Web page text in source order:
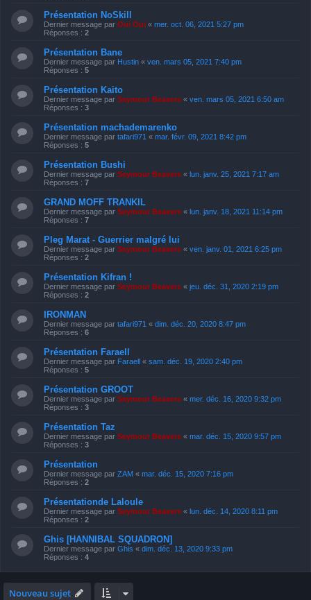
Présentation NoSkill
Dernier message par Oui Oui « mer. oct. 06, 2021 5:27 pm
Réponses : 2
Présentation Bane
Dernier message par Hustin « ven. mars 05, 2021 7:40 pm
Réponses : 5
Présentation Kaito
Dernier message par Seymour Beavers « ven. mars 05, 2021 6:50 am
Réponses : 3
Présentation machademarenko
Dernier message par tafari971 « mar. févr. 09, 2021 8:42 pm
Réponses : 5
Présentation Bushi
Dernier message par Seymour Beavers « lun. janv. 25, 2021 7:17 am
Réponses : 7
GRAND MOFF TRANKIL
Dernier message par Seymour Beavers « lun. janv. 18, 2021 11:14 pm
Réponses : 7
Pleg Marat - Guerrier malgré lui
Dernier message par Seymour Beavers « ven. janv. 01, 2021 6:25 pm
Réponses : 2
Présentation Kifran !
Dernier message par Seymour Beavers « jeu. déc. 31, 2020 2:19 pm
Réponses : 2
IRONMAN
Dernier message par tafari971 « dim. déc. 20, 2020 8:47 pm
Réponses : 6
Présentation Faraell
Dernier message par Faraell « sam. déc. 19, 2020 2:40 pm
Réponses : 5
Présentation GROOT
Dernier message par Seymour Beavers « mer. déc. 16, 2020 9:32 pm
Réponses : 3
Présentation Taz
Dernier message par Seymour Beavers « mar. déc. 15, 2020 9:57 pm
Réponses : 3
Présentation
Dernier message par ZAM « mar. déc. 15, 2020 7:16 pm
Réponses : 2
Présentationde Laloule
Dernier message par Seymour Beavers « lun. déc. 14, 2020 8:11 pm
Réponses : 2
Ghis [HANNIBAL SQUADRON]
Dernier message par Ghis « dim. déc. 13, 2020 9:33 pm
Réponses : 4
Nouveau sujet